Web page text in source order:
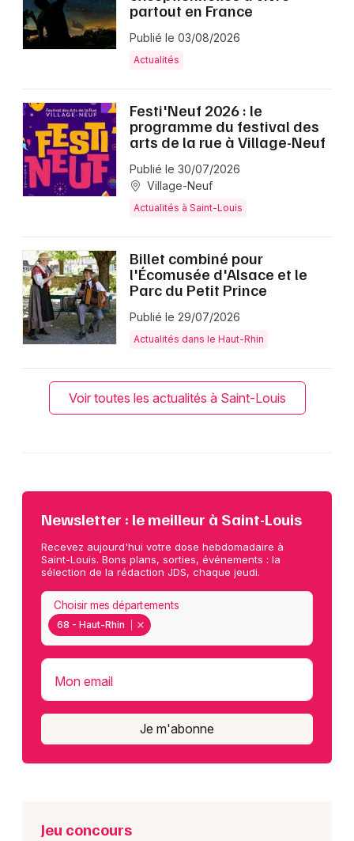
partout en France
Publié le 03/08/2026
Actualités
Festi'Neuf 2026 : le
programme du festival des
arts de la rue à Village-Neuf
Publié le 30/07/2026
Village-Neuf
Actualités à Saint-Louis
Billet combiné pour
l'Écomusée d'Alsace et le
Parc du Petit Prince
Publié le 29/07/2026
Actualités dans le Haut-Rhin
Voir toutes les actualités à Saint-Louis
Newsletter : le meilleur à Saint-Louis
Recevez aujourd'hui votre dose hebdomadaire à
Saint-Louis. Bons plans, sorties, événements : la
sélection de la rédaction JDS, chaque jeudi.
68 - Haut-Rhin
Choisir mes départements
Mon email
Je m'abonne
Jeu concours